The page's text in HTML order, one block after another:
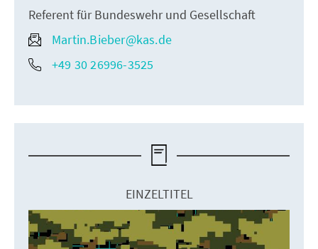
Referent für Bundeswehr und Gesellschaft
Martin.Bieber@kas.de
+49 30 26996-3525
EINZELTITEL